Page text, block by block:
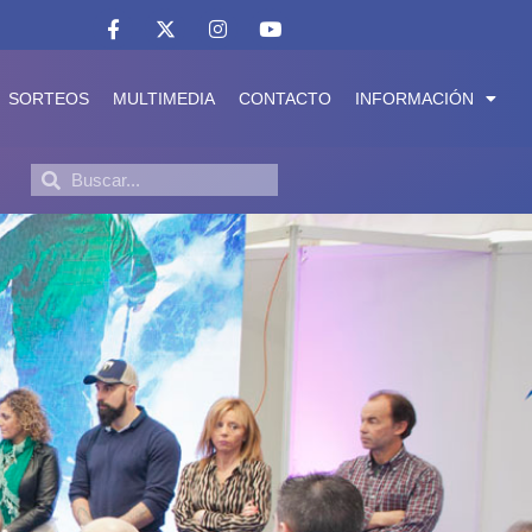
SORTEOS MULTIMEDIA CONTACTO INFORMACIÓN